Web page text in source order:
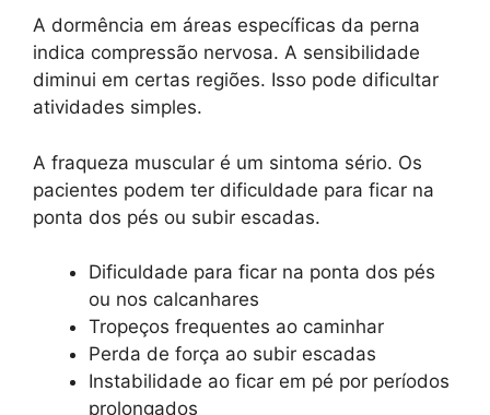
A dormência em áreas específicas da perna
indica compressão nervosa. A sensibilidade
diminui em certas regiões. Isso pode dificultar
atividades simples.
A fraqueza muscular é um sintoma sério. Os
pacientes podem ter dificuldade para ficar na
ponta dos pés ou subir escadas.
Dificuldade para ficar na ponta dos pés
ou nos calcanhares
Tropeços frequentes ao caminhar
Perda de força ao subir escadas
Instabilidade ao ficar em pé por períodos
prolongados